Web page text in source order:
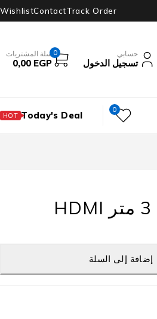
Track Order
Contact
Wishlist
حسابي
تسجيل الدخول
0 سلة المشتريات
0,00 EGP
0
Today's Deal
HOT
إضافة إلى السلة